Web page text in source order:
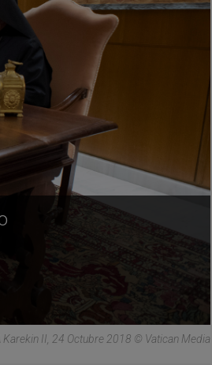
Karekin II, 24 Octubre 2018 © Vatican Media